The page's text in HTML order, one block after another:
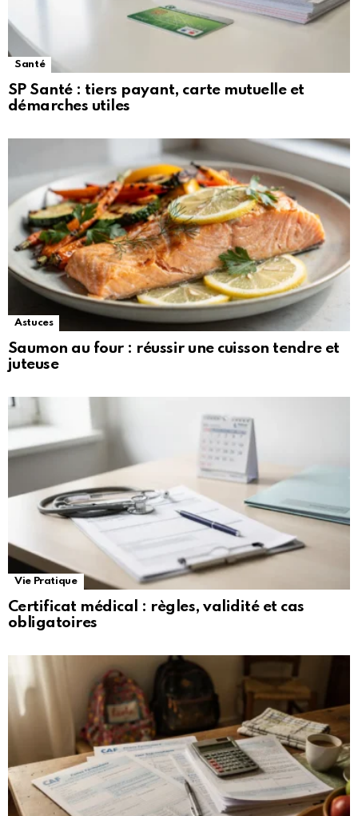
Santé
SP Santé : tiers payant, carte mutuelle et
démarches utiles
Astuces
Saumon au four : réussir une cuisson tendre et
juteuse
Vie Pratique
Certificat médical : règles, validité et cas
obligatoires